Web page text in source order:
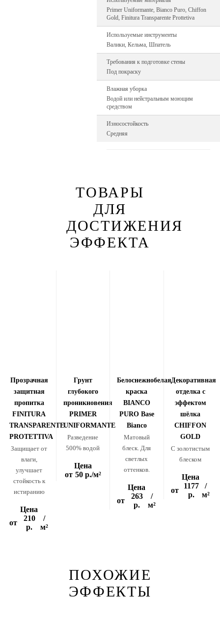
Primer Uniformante, Bianco Puro, Chiffon
Gold, Finitura Transparente Prottetiva
Используемые инструменты
Валики, Кельма, Шпатель
Требования к подготовке стены
Под покраску
Влажная уборка
Водой или нейстральным моющим
средством
Износостойкость
Средняя
ТОВАРЫ
ДЛЯ
ДОСТИЖЕНИЯ
ЭФФЕКТА
Прозрачная
защитная
пропитка
FINITURA
TRANSPARENTE
PROTETTIVA
Защищает от
влаги,
улучшает
стойкость к
истиранию
Цена
от
210
р.
/
м²
Грунт
глубокого
проникновения
PRIMER
UNIFORMANTE
Разведение
500% водой
Цена
от 50 р./м²
Белоснежнобелая
краска
BIANCO
PURO Base
Bianco
Матовый
блеск. Для
светлых
оттенков.
Цена
от
263
р.
/
м²
Декоративная
отделка с
эффектом
шёлка
CHIFFON
GOLD
С золотистым
блеском
Цена
от
1177
р.
/
м²
ПОХОЖИЕ
ЭФФЕКТЫ